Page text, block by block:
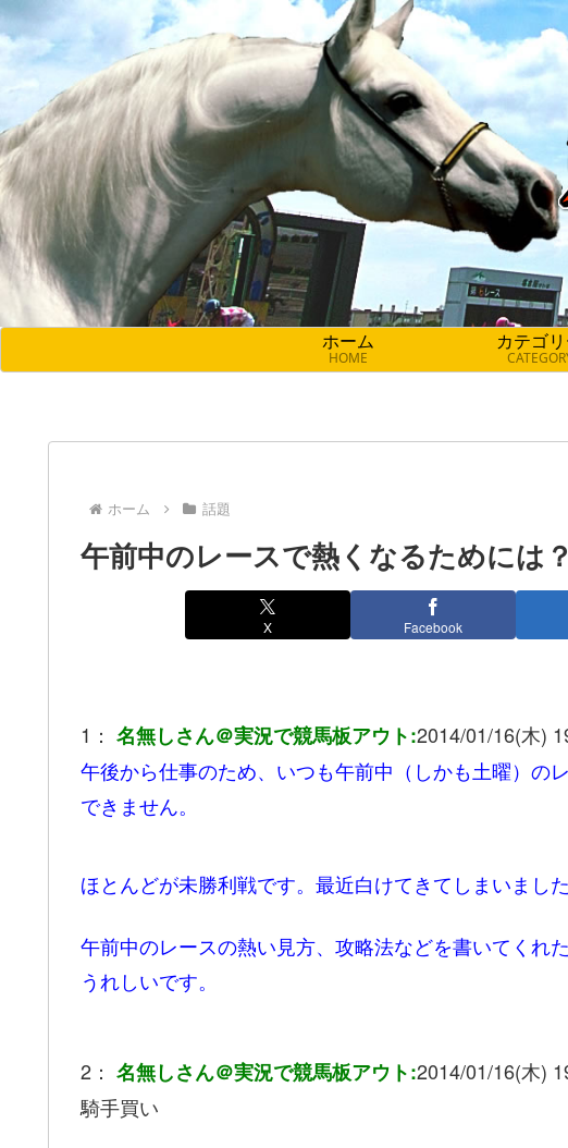
ホーム
HOME
カテゴ
ホーム 話題
午前中のレースで熱くなるためには？
X Facebook
1： 名無しさん＠実況で競馬板アウト:2014/01/16(木)
午後から仕事のため、いつも午前中（しかも土曜）の
できません。
ほとんどが未勝利戦です。最近白けてきてしまいました
午前中のレースの熱い見方、攻略法などを書いてくれ
うれしいです。
2： 名無しさん＠実況で競馬板アウト:2014/01/16(木)
騎手買い